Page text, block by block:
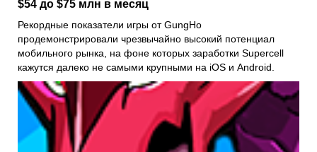
$54 до $75 млн в месяц
Рекордные показатели игры от GungHo
продемонстрировали чрезвычайно высокий потенциал
мобильного рынка, на фоне которых заработки Supercell
кажутся далеко не самыми крупными на iOS и Android.